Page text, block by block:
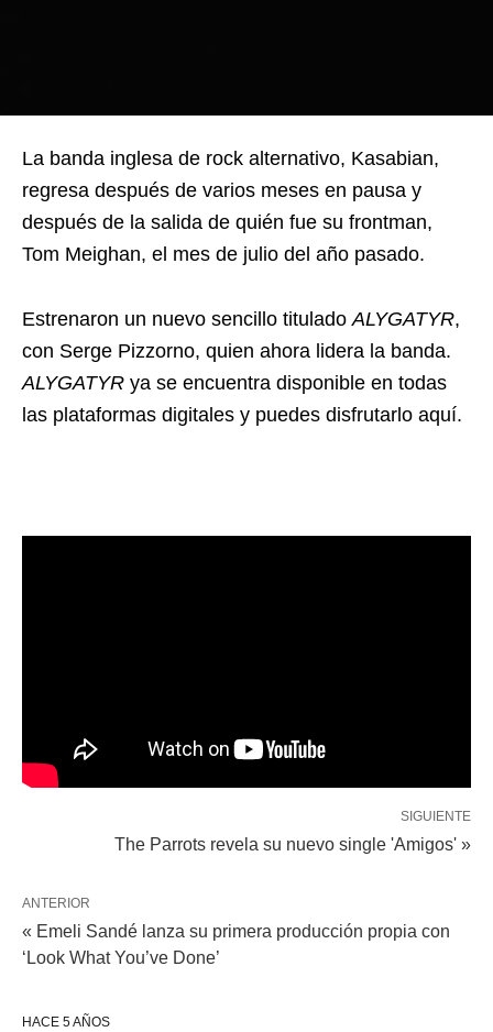
La banda inglesa de rock alternativo, Kasabian,
regresa después de varios meses en pausa y
después de la salida de quién fue su frontman,
Tom Meighan, el mes de julio del año pasado.
Estrenaron un nuevo sencillo titulado ALYGATYR,
con Serge Pizzorno, quien ahora lidera la banda.
ALYGATYR ya se encuentra disponible en todas
las plataformas digitales y puedes disfrutarlo aquí.
SIGUIENTE
The Parrots revela su nuevo single 'Amigos' »
ANTERIOR
« Emeli Sandé lanza su primera producción propia con
‘Look What You’ve Done’
HACE 5 AÑOS